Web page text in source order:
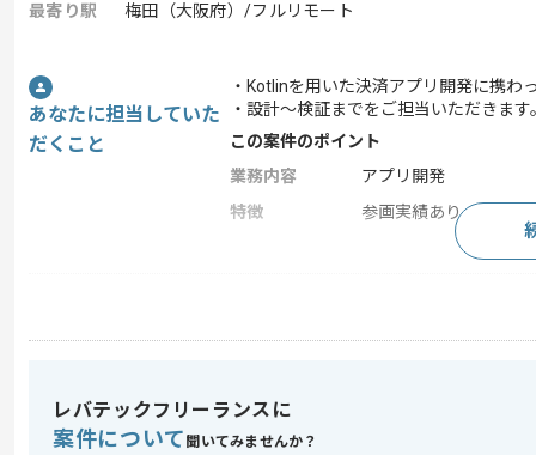
最寄り駅
梅田（大阪府）/フルリモート
あなたに担当していた
だくこと
・Kotlinを用いた決済アプリ開発に携わ
・設計～検証までをご担当いただきます
この案件のポイント
業務内容
アプリ開発
特徴
参画実績あり , 長期プ
・Kotlinを用いた開発経験4年以上
・Kotlin MultiPlatformを用いた開発経験
レバテックフリーランスに
案件について 聞いてみませんか？